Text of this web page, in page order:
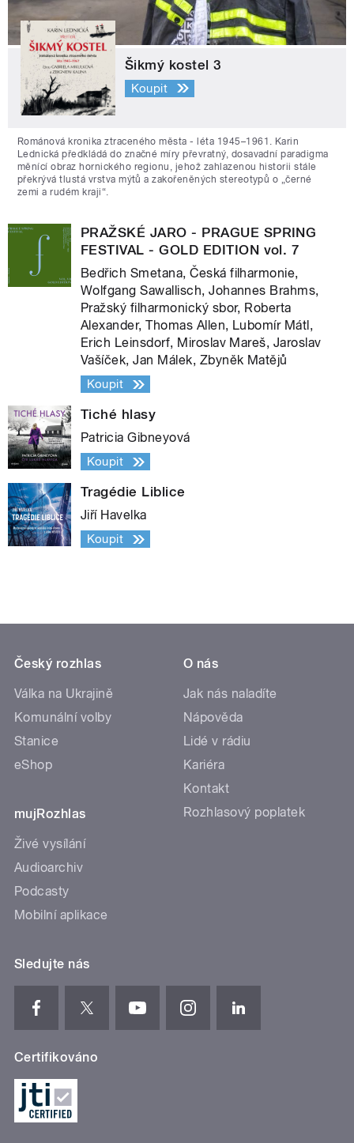
Šikmý kostel 3
Koupit
Románová kronika ztraceného města - léta 1945–1961. Karin
Lednická předkládá do značné míry převratný, dosavadní paradigma
měnící obraz hornického regionu, jehož zahlazenou historii stále
překrývá tlustá vrstva mýtů a zakořeněných stereotypů o „černé
zemi a rudém kraji“.
PRAŽSKÉ JARO - PRAGUE SPRING
FESTIVAL - GOLD EDITION vol. 7
Bedřich Smetana, Česká filharmonie,
Wolfgang Sawallisch, Johannes Brahms,
Pražský filharmonický sbor, Roberta
Alexander, Thomas Allen, Lubomír Mátl,
Erich Leinsdorf, Miroslav Mareš, Jaroslav
Vašíček, Jan Málek, Zbyněk Matějů
Koupit
Tiché hlasy
Patricia Gibneyová
Koupit
Tragédie Liblice
Jiří Havelka
Koupit
Český rozhlas
Válka na Ukrajině
Komunální volby
Stanice
eShop
mujRozhlas
Živé vysílání
Audioarchiv
Podcasty
Mobilní aplikace
O nás
Jak nás naladíte
Nápověda
Lidé v rádiu
Kariéra
Kontakt
Rozhlasový poplatek
Sledujte nás
Certifikováno